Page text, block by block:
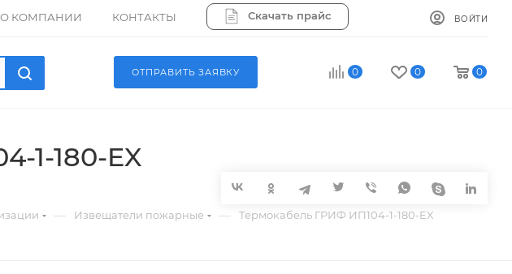
О КОМПАНИИ КОНТАКТЫ Скачать прайс ВОЙТИ
0 0 0
ОТПРАВИТЬ ЗАЯВКУ
1-180-EX
— Извещатели пожарные — Термокабель ГРИФ ИП104-1-180-EX